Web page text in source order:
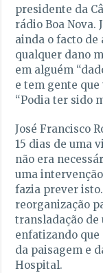
presidente da
rádio Boa Nova.
ainda o facto de
qualquer dano
em alguém
e tem gente que
“Podia ter sido
José Francisco
15 dias de uma
não era
uma
fazia prever
reorganização
transladação de
enfatizando que
da paisagem e
Hospital.